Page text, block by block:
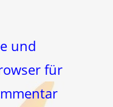
und
für